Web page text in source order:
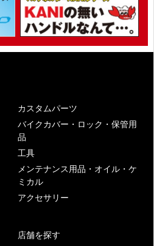
カスタムパーツ
バイクカバー・ロック・保管用
品
工具
メンテナンス用品・オイル・ケ
ミカル
アクセサリー
店舗を探す